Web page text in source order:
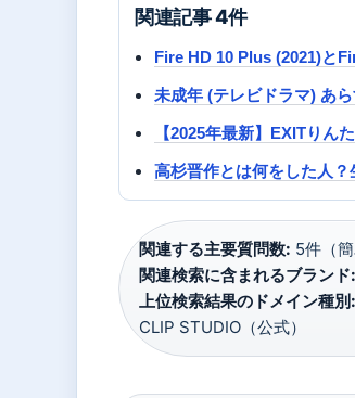
関連記事 4件
Fire HD 10 Plus (2021)と
未成年 (テレビドラマ) あ
【2025年最新】EXITりん
高杉晋作とは何をした人
関連する主要質問数: 5件（
関連検索に含まれるブランド:
上位検索結果のドメイン種別:
CLIP STUDIO（公式）